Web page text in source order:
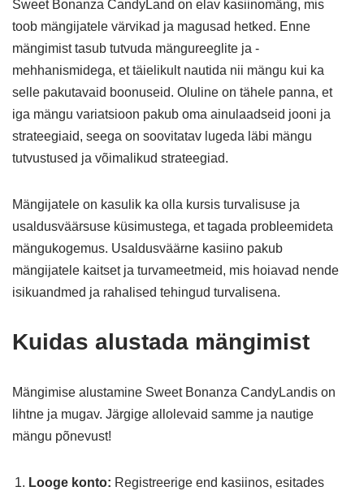
Sweet Bonanza CandyLand on elav kasiinomäng, mis
toob mängijatele värvikad ja magusad hetked. Enne
mängimist tasub tutvuda mängureeglite ja -
mehhanismidega, et täielikult nautida nii mängu kui ka
selle pakutavaid boonuseid. Oluline on tähele panna, et
iga mängu variatsioon pakub oma ainulaadseid jooni ja
strateegiaid, seega on soovitatav lugeda läbi mängu
tutvustused ja võimalikud strateegiad.
Mängijatele on kasulik ka olla kursis turvalisuse ja
usaldusväärsuse küsimustega, et tagada probleemideta
mängukogemus. Usaldusväärne kasiino pakub
mängijatele kaitset ja turvameetmeid, mis hoiavad nende
isikuandmed ja rahalised tehingud turvalisena.
Kuidas alustada mängimist
Mängimise alustamine Sweet Bonanza CandyLandis on
lihtne ja mugav. Järgige allolevaid samme ja nautige
mängu põnevust!
Looge konto: Registreerige end kasiinos, esitades